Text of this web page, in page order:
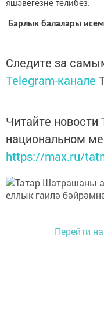
яшәвегезне телибез.
Барлык балалары
Следите за
Telegram-канале
Читайте новости
национальном
https://max.ru/
Перейти